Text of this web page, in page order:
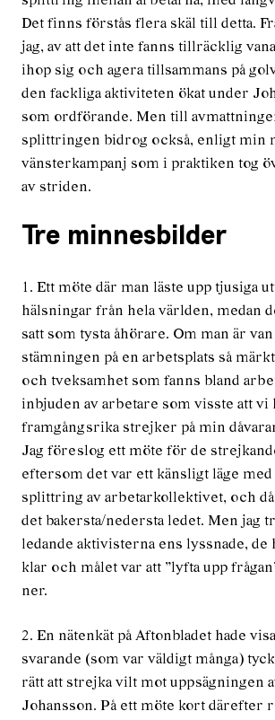
Det finns förstås flera skäl till detta.
jag, av att det inte fanns tillräcklig
ihop sig och agera tillsammans på
den fackliga aktiviteten ökat under
som ordförande. Men till
splittringen bidrog också, enligt min
vänsterkampanj som i praktiken tog
av striden.
Tre minnesbilder
1. Ett möte där man läste upp tjusiga
hälsningar från hela världen, medan
satt som tysta åhörare. Om man är
stämningen på en arbetsplats så
och tveksamhet som fanns bland
inbjuden av arbetare som visste att vi
framgångsrika strejker på min
Jag föreslog ett möte för de
eftersom det var ett känsligt läge med
splittring av arbetarkollektivet, och
det bakersta/nedersta ledet. Men jag
ledande aktivisterna ens lyssnade, de
klar och målet var att ”lyfta upp
ner.
2. En nätenkät på Aftonbladet hade
svarande (som var väldigt många)
rätt att strejka vilt mot uppsägningen
Johansson. På ett möte kort därefter